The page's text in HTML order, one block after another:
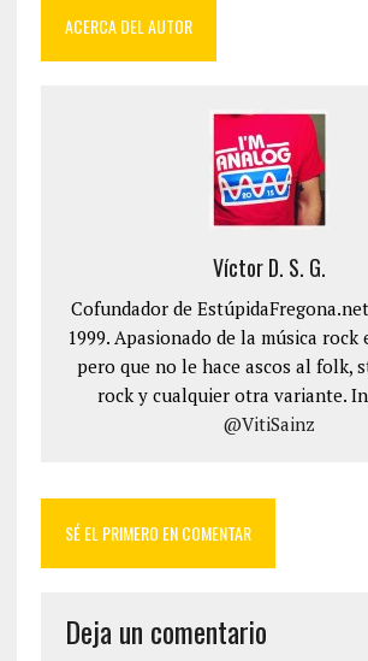
ACERCA DEL AUTOR
Víctor D. S. G.
Cofundador de
1999. Apasionado de la música
pero que no le hace ascos al folk,
rock y cualquier otra variante.
@VitiSainz
SÉ EL PRIMERO EN COMENTAR
Deja un comentario